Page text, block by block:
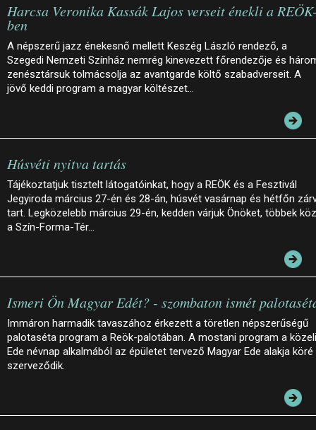
Harcsa Veronika Kassák Lajos verseit énekli a
ben
A népszerű jazz énekesnő mellett Keszég László rendező, a
Szegedi Nemzeti Színház nemrég kinevezett főrendezője és
zenésztársuk tolmácsolja az avantgarde költő szabadverseit. A
jövő keddi program a magyar költészet…
Húsvéti nyitva tartás
Tájékoztatjuk tisztelt látogatóinkat, hogy a REÖK és a Fesztivál
Jegyiroda március 27-én és 28-án, húsvét vasárnap és hétfőn
tart. Legközelebb március 29-én, kedden várjuk Önöket, többek
a Szín-Forma-Tér…
Ismeri Ön Magyar Edét? - szombaton ismét
Immáron harmadik tavaszához érkezett a töretlen népszerűségű
palotaséta program a Reök-palotában. A mostani program a közeli
Ede névnap alkalmából az épületet tervező Magyar Ede alakja köré
szerveződik.